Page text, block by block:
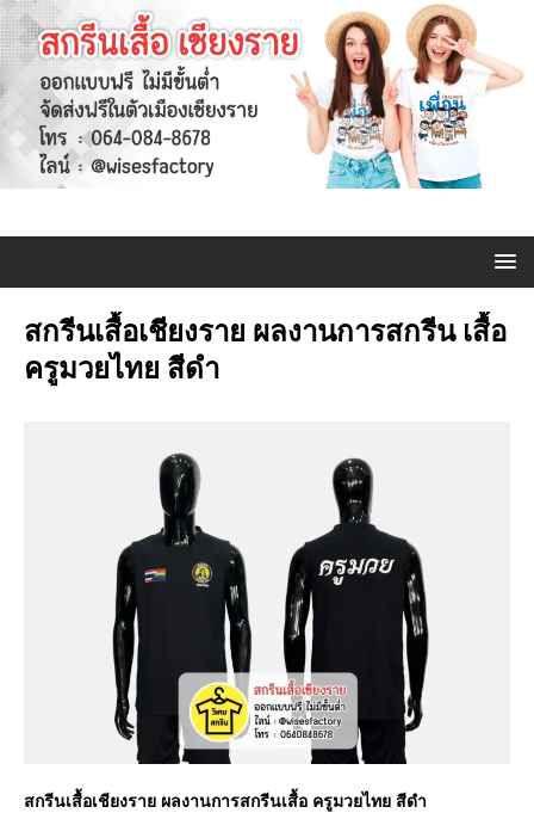
สกรีนเสื้อเชียงราย ผลงานการสกรีน เสื้อ
ครูมวยไทย สีดำ
สกรีนเสื้อเชียงราย ผลงานการสกรีนเสื้อ ครูมวยไทย สีดำ